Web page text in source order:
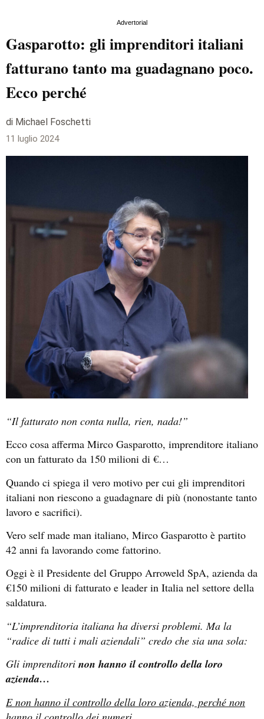
Advertorial
Gasparotto: gli imprenditori italiani
fatturano tanto ma guadagnano poco.
Ecco perché
di Michael Foschetti
11 luglio 2024
“Il fatturato non conta nulla, rien, nada!”
Ecco cosa afferma Mirco Gasparotto, imprenditore italiano
con un fatturato da 150 milioni di €…
Quando ci spiega il vero motivo per cui gli imprenditori
italiani non riescono a guadagnare di più (nonostante tanto
lavoro e sacrifici).
Vero self made man italiano, Mirco Gasparotto è partito
42 anni fa lavorando come fattorino.
Oggi è il Presidente del Gruppo Arroweld SpA, azienda da
€150 milioni di fatturato e leader in Italia nel settore della
saldatura.
“L’imprenditoria italiana ha diversi problemi. Ma la
“radice di tutti i mali aziendali” credo che sia una sola:
Gli imprenditori non hanno il controllo della loro
azienda…
E non hanno il controllo della loro azienda, perché non